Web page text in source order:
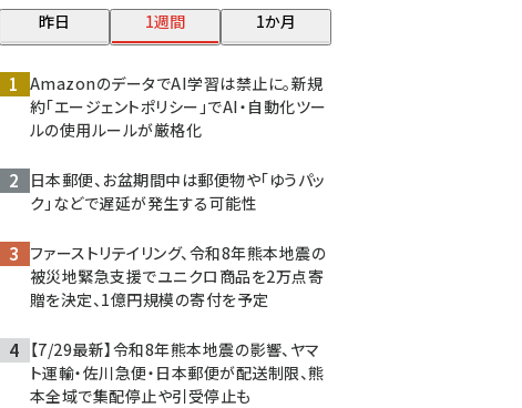
昨日 1週間 1か月
AmazonのデータでAI学習は禁止に。新規
約「エージェントポリシー」でAI・自動化ツー
ルの使用ルールが厳格化
日本郵便、お盆期間中は郵便物や「ゆうパッ
ク」などで遅延が発生する可能性
ファーストリテイリング、令和8年熊本地震の
被災地緊急支援でユニクロ商品を2万点寄
贈を決定、1億円規模の寄付を予定
【7/29最新】令和8年熊本地震の影響、ヤマ
ト運輸・佐川急便・日本郵便が配送制限、熊
本全域で集配停止や引受停止も